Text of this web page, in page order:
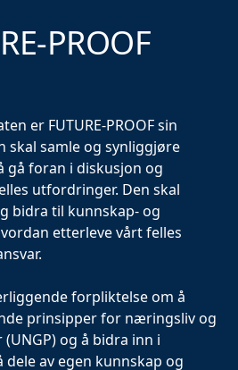
PROOF
er FUTURE-PROOF sin
skal samle og synliggjøre
gå foran i diskusjon og
utfordringer. Den skal
bidra til kunnskap- og
etterleve vårt felles
forpliktelse om å
prinsipper for næringsliv og
og å bidra inn i
dele av egen kunnskap og